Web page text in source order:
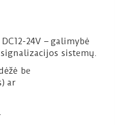
24V –galimybė
sistemų.
be
ar